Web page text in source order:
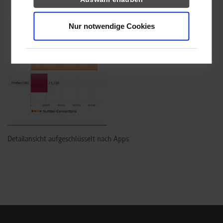
Nur notwendige Cookies
Detailansicht aufgeschlüsselt nach Apps